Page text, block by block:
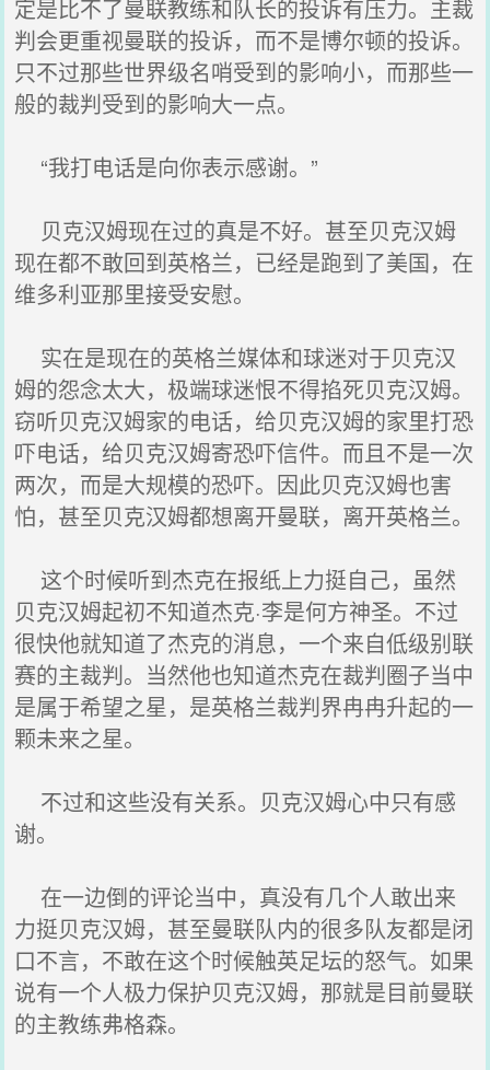
定是比不了曼联教练和队长的投诉有压力。主裁
判会更重视曼联的投诉，而不是博尔顿的投诉。
只不过那些世界级名哨受到的影响小，而那些一
般的裁判受到的影响大一点。
“我打电话是向你表示感谢。”
贝克汉姆现在过的真是不好。甚至贝克汉姆
现在都不敢回到英格兰，已经是跑到了美国，在
维多利亚那里接受安慰。
实在是现在的英格兰媒体和球迷对于贝克汉
姆的怨念太大，极端球迷恨不得掐死贝克汉姆。
窃听贝克汉姆家的电话，给贝克汉姆的家里打恐
吓电话，给贝克汉姆寄恐吓信件。而且不是一次
两次，而是大规模的恐吓。因此贝克汉姆也害
怕，甚至贝克汉姆都想离开曼联，离开英格兰。
这个时候听到杰克在报纸上力挺自己，虽然
贝克汉姆起初不知道杰克·李是何方神圣。不过
很快他就知道了杰克的消息，一个来自低级别联
赛的主裁判。当然他也知道杰克在裁判圈子当中
是属于希望之星，是英格兰裁判界冉冉升起的一
颗未来之星。
不过和这些没有关系。贝克汉姆心中只有感
谢。
在一边倒的评论当中，真没有几个人敢出来
力挺贝克汉姆，甚至曼联队内的很多队友都是闭
口不言，不敢在这个时候触英足坛的怒气。如果
说有一个人极力保护贝克汉姆，那就是目前曼联
的主教练弗格森。